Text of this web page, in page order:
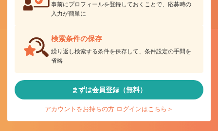
事前にプロフィールを登録しておくことで、応募時の
入力が簡単に
検索条件の保存
繰り返し検索する条件を保存して、条件設定の手間を
省略
まずは会員登録（無料）
アカウントをお持ちの方 ログインはこちら＞